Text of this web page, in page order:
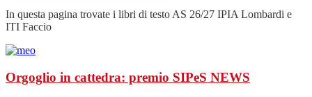
In questa pagina trovate i libri di testo AS 26/27 IPIA Lombardi e
ITI Faccio
Orgoglio in cattedra: premio SIPeS NEWS